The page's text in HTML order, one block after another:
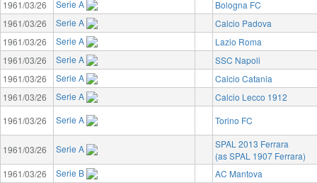
1961/03/26 Serie A
Bologna FC
1961/03/26
Serie A
Calcio Padova
1961/03/26
Serie A
Lazio Roma
1961/03/26
Serie A
SSC Napoli
1961/03/26
Serie A
Calcio Catania
1961/03/26
Serie A
Calcio Lecco 1912
1961/03/26
Serie A Torino FC
1961/03/26 Serie A
SPAL 2013 Ferrara
(as SPAL 1907 Ferrara)
1961/03/26
Serie B
AC Mantova